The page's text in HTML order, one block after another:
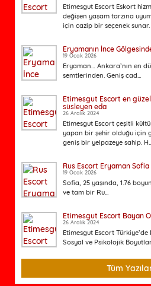
Etimesgut Escort Eskort
değişen yaşam tarzına
için cazip bir seçenek sunar.
Eryamanın İnce
19 Ocak 2026
Eryaman… Ankara’nın en
semtlerinden. Geniş cad...
Etimesgut Escort en
süsleyen eda
26 Aralık 2024
Etimesgut Escort çeşitli
yapan bir şehir olduğu için
geniş bir yelpazeye sahip.
Rus Escort Eryaman
19 Ocak 2026
Sofia, 25 yaşında, 1.76
ve tam bir Ru...
Etimesgut Escort Bayan
26 Aralık 2024
Etimesgut Escort
Sosyal ve Psikolojik
Tüm